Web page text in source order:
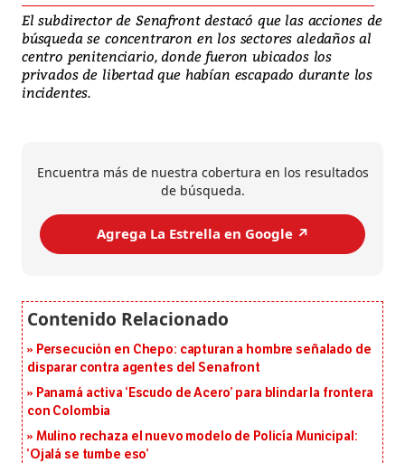
El subdirector de Senafront destacó que las acciones de
búsqueda se concentraron en los sectores aledaños al
centro penitenciario, donde fueron ubicados los
privados de libertad que habían escapado durante los
incidentes.
Encuentra más de nuestra cobertura en los resultados
de búsqueda.
Agrega La Estrella en Google ↗️
Persecución en Chepo: capturan a hombre señalado de
disparar contra agentes del Senafront
Panamá activa ‘Escudo de Acero’ para blindar la frontera
con Colombia
Mulino rechaza el nuevo modelo de Policía Municipal:
‘Ojalá se tumbe eso’